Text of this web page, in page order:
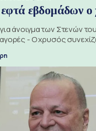
εβδομάδων ο
άνοιγμα των Στενών
- Ο χρυσός